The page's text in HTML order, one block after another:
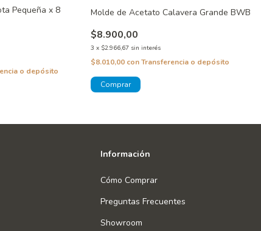
Pequeña x 8
o depósito
Molde de Acetato Calavera Grande BWB
$8.900,00
3 x $2.966,67 sin interés
$8.010,00 conTransferencia o depósito
Información
Cómo Comprar
Preguntas Frecuentes
Showroom